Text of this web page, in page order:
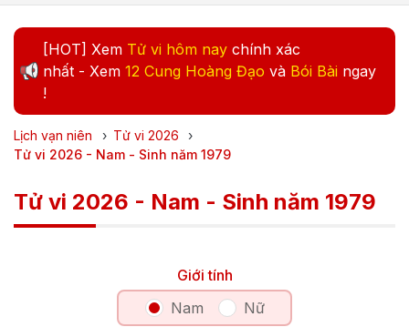
[HOT] Xem Tử vi hôm nay chính xác
nhất - Xem 12 Cung Hoàng Đạo và Bói Bài ngay
!
Lịch vạn niên › Tử vi 2026
›
Tử vi 2026 - Nam - Sinh năm 1979
Tử vi 2026 - Nam - Sinh năm 1979
Giới tính
Nam
Nữ